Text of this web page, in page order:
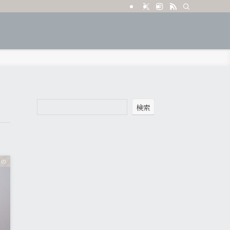
検索